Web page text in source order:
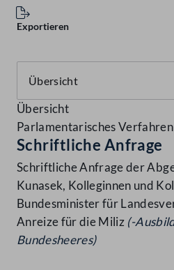
Exportieren
Übersicht
Parlamentarisches Verfahren
Schriftliche Anfrage
Schriftliche Anfrage der
Kunasek, Kolleginnen und
Bundesminister für
Anreize für die Miliz (-
Bundesheeres)